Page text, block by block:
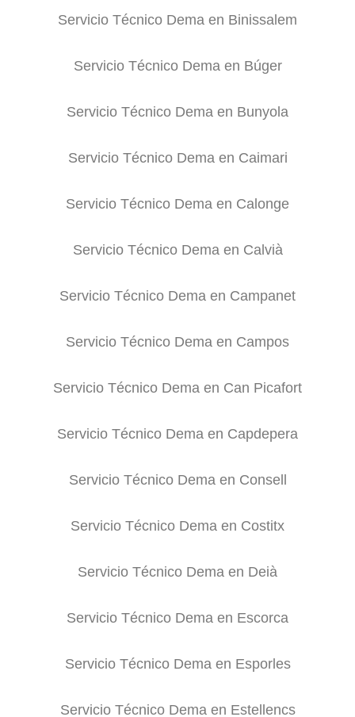
Servicio Técnico Dema en Binissalem
Servicio Técnico Dema en Búger
Servicio Técnico Dema en Bunyola
Servicio Técnico Dema en Caimari
Servicio Técnico Dema en Calonge
Servicio Técnico Dema en Calvià
Servicio Técnico Dema en Campanet
Servicio Técnico Dema en Campos
Servicio Técnico Dema en Can Picafort
Servicio Técnico Dema en Capdepera
Servicio Técnico Dema en Consell
Servicio Técnico Dema en Costitx
Servicio Técnico Dema en Deià
Servicio Técnico Dema en Escorca
Servicio Técnico Dema en Esporles
Servicio Técnico Dema en Estellencs